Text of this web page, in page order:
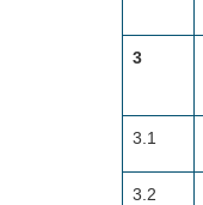
3
3.1
3.2